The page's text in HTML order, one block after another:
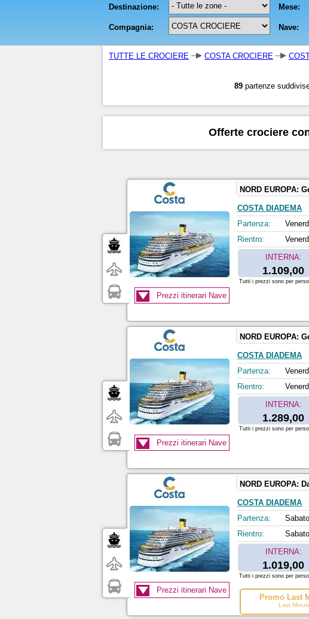
TUTTE LE CROCIERE COSTA CROCIERE
89 partenze
Offerte crociere
NORD EUROPA:
COSTA DIADEMA
Partenza:
Rientro:
INTERNA:
1.109,00
Prezzi itinerari Nave
Tutti i prezzi sono per
NORD EUROPA:
COSTA DIADEMA
Partenza:
Rientro:
INTERNA:
1.289,00
Prezzi itinerari Nave
Tutti i prezzi sono per
NORD EUROPA:
COSTA DIADEMA
Partenza:
Rientro:
INTERNA:
1.019,00
Promo Last
Last
Prezzi itinerari Nave
Tutti i prezzi sono per